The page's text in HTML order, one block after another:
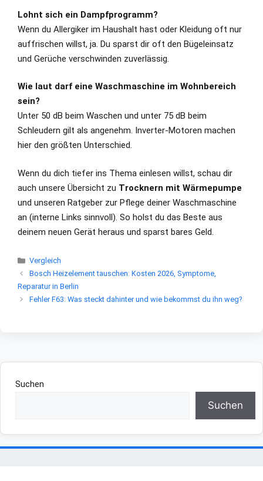
Lohnt sich ein Dampfprogramm?
Wenn du Allergiker im Haushalt hast oder Kleidung oft nur
auffrischen willst, ja. Du sparst dir oft den Bügeleinsatz
und Gerüche verschwinden zuverlässig.
Wie laut darf eine Waschmaschine im Wohnbereich
sein?
Unter 50 dB beim Waschen und unter 75 dB beim
Schleudern gilt als angenehm. Inverter-Motoren machen
hier den größten Unterschied.
Wenn du dich tiefer ins Thema einlesen willst, schau dir
auch unsere Übersicht zu Trocknern mit Wärmepumpe
und unseren Ratgeber zur Pflege deiner Waschmaschine
an (interne Links sinnvoll). So holst du das Beste aus
deinem neuen Gerät heraus und sparst bares Geld.
Kategorien
Vergleich
Bosch Heizelement tauschen: Kosten 2026, Symptome,
Reparatur in Berlin
Fehler F63: Was steckt dahinter und wie bekommst du ihn weg?
Suchen
Suchen